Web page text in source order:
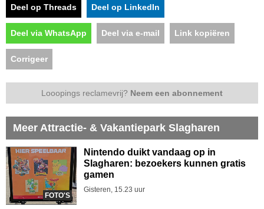
Deel op Threads Deel op LinkedIn
Deel via WhatsApp Deel via e-mail Link kopiëren
Corrigeer
Looopings reclamevrij? Neem een abonnement
Meer Attractie- & Vakantiepark Slagharen
FOTO'S
Nintendo duikt vandaag op in
Slagharen: bezoekers kunnen gratis
gamen
Gisteren, 15.23 uur